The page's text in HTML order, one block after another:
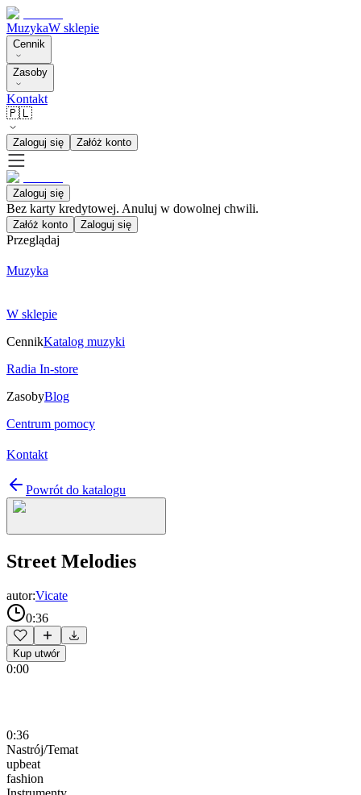
MuzykaW sklepie
Cennik
Zasoby
Kontakt
🇵🇱
Zaloguj się Załóż konto
Zaloguj się
Bez karty kredytowej. Anuluj w dowolnej chwili.
Załóż konto Zaloguj się
Przeglądaj
Muzyka
W sklepie
CennikKatalog muzyki
Radia In-store
ZasobyBlog
Centrum pomocy
Kontakt
Powrót do katalogu
Street Melodies
autor:Vicate
0:36
Kup utwór
0:00
0:36
Nastrój/Temat
upbeat
fashion